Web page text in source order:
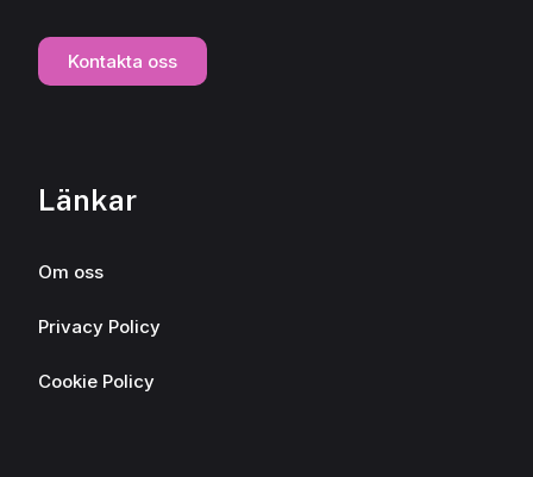
Kontakta oss
Länkar
Om oss
Privacy Policy
Cookie Policy